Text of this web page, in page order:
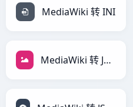
MediaWiki 转 INI
MediaWiki 转 JPEG